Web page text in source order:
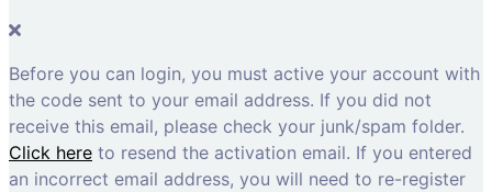
Before you can login, you must active your account with
the code sent to your email address. If you did not
receive this email, please check your junk/spam folder.
Click here to resend the activation email. If you entered
an incorrect email address, you will need to re-register